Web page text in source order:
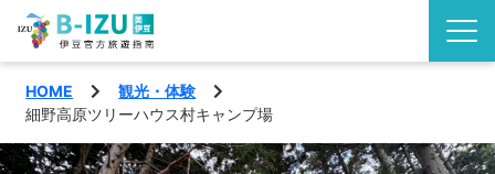
了解伊豆半島
伊豆的看點
HOME
観光・体験
細野高原ツリーハウス村キャンプ場